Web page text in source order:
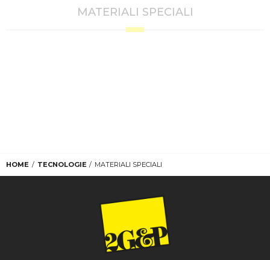
MATERIALI SPECIALI
HOME TECNOLOGIE MATERIALI SPECIALI